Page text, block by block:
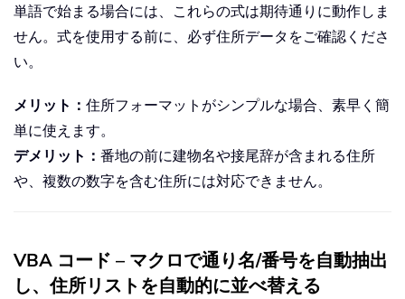
単語で始まる場合には、これらの式は期待通りに動作しま
せん。式を使用する前に、必ず住所データをご確認くださ
い。
メリット： 住所フォーマットがシンプルな場合、素早く簡
単に使えます。
デメリット： 番地の前に建物名や接尾辞が含まれる住所
や、複数の数字を含む住所には対応できません。
VBA コード – マクロで通り名/番号を自動抽出
し、住所リストを自動的に並べ替える